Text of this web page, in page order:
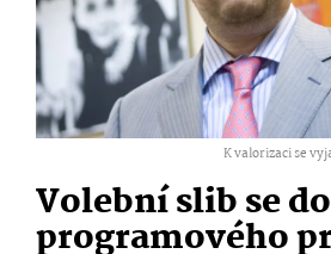
K valorizaci se
Volební slib se do
programového